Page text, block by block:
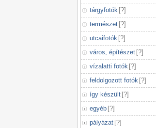
tárgyfotók [?]
természet [?]
utcaifotók [?]
város, építészet [?]
vízalatti fotók [?]
feldolgozott fotók [?]
így készült [?]
egyéb [?]
pályázat [?]